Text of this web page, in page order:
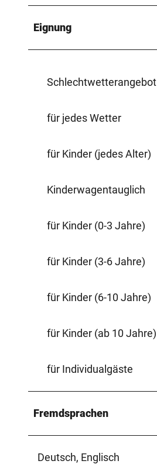
Eignung
Schlechtwetterangebot
für jedes Wetter
für Kinder (jedes Alter)
Kinderwagentauglich
für Kinder (0-3 Jahre)
für Kinder (3-6 Jahre)
für Kinder (6-10 Jahre)
für Kinder (ab 10 Jahre)
für Individualgäste
Fremdsprachen
Deutsch, Englisch